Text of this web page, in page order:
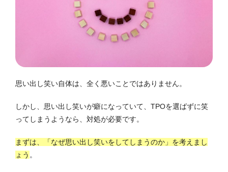
思い出し笑い自体は、全く悪いことではありません。
しかし、思い出し笑いが癖になっていて、TPOを選ばずに笑
ってしまうようなら、対処が必要です。
まずは、「なぜ思い出し笑いをしてしまうのか」を考えまし
ょう 。